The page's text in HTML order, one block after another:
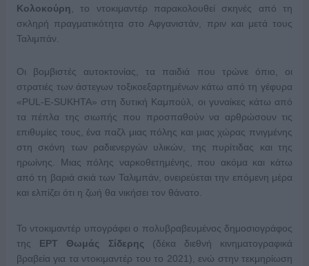
Κολοκούρη, το ντοκιμαντέρ παρακολουθεί σκηνές από τη
σκληρή πραγματικότητα στο Αφγανιστάν, πριν και μετά τους
Ταλιμπάν.
Οι βομβιστές αυτοκτονίας, τα παιδιά που τρώνε όπιο, οι
στρατιές των άστεγων τοξικοεξαρτημένων κάτω από τη γέφυρα
«PUL-E-SUKHTA» στη δυτική Καμπούλ, οι γυναίκες κάτω από
τα πέπλα της σιωπής που προσπαθούν να αρθρώσουν τις
επιθυμίες τους, ένα παζλ μιας πόλης και μιας χώρας πνιγμένης
στη σκόνη των ραδιενεργών υλικών, της πυρίτιδας και της
ηρωίνης. Μιας πόλης ναρκοθετημένης, που ακόμα και κάτω
από τη βαριά σκιά των Ταλιμπάν, ονειρεύεται την επόμενη μέρα
και ελπίζει ότι η ζωή θα νικήσει τον θάνατο.
Το ντοκιμαντέρ υπογράφει ο πολυβραβευμένος δημοσιογράφος
της ΕΡΤ Θωμάς Σίδερης (δέκα διεθνή κινηματογραφικά
βραβεία για τα ντοκιμαντέρ του το 2021), ενώ στην τεκμηρίωση